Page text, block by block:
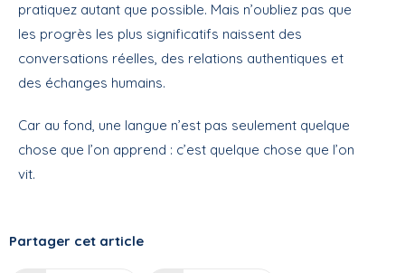
pratiquez autant que possible. Mais n’oubliez pas que
les progrès les plus significatifs naissent des
conversations réelles, des relations authentiques et
des échanges humains.
Car au fond, une langue n’est pas seulement quelque
chose que l’on apprend : c’est quelque chose que l’on
vit.
Partager cet article